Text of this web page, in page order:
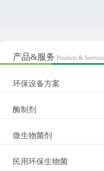
产品&服务 Products & Services
环保设备方案
酶制剂
微生物菌剂
民用环保生物菌